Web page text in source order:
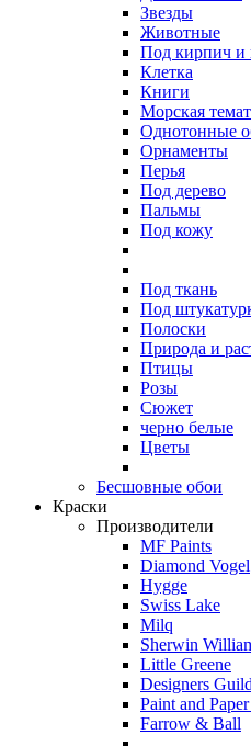
Звезды
Животные
Под кирпич и
Клетка
Книги
Морская
Однотонные
Орнаменты
Перья
Под дерево
Пальмы
Под кожу
Под ткань
Под
Полоски
Природа и
Птицы
Розы
Сюжет
черно белые
Цветы
Бесшовные обои
Краски
Производители
MF Paints
Diamond Vogel
Hygge
Swiss Lake
Milq
Sherwin
Little Greene
Designers Guild
Paint and
Farrow & Ball